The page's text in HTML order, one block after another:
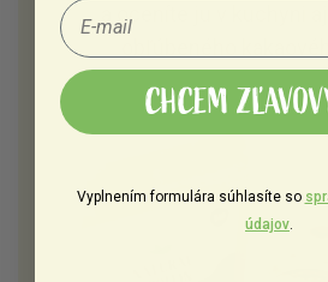
a oceníte ju v kuchyni
CHCEM
Vyplnením formulára súhlasíte so
údajov